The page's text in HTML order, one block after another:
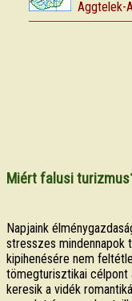
Miért falusi
Napjaink
stresszes mindennapok
kipihenésére nem
tömegturisztikai célpont
keresik a vidék